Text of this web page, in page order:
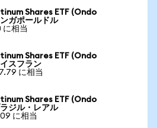
Shares ETF (Ondo
ガポールドル
に相当
Shares ETF (Ondo
スフラン
に相当
Shares ETF (Ondo
ジル・レアル
に相当